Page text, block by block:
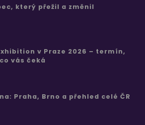
který přežil a změnil
v Praze 2026 – termín,
vás čeká
Praha, Brno a přehled celé ČR